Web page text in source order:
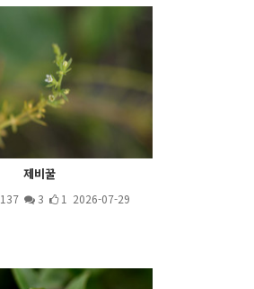
제비꿀
137 3 1 2026-07-29